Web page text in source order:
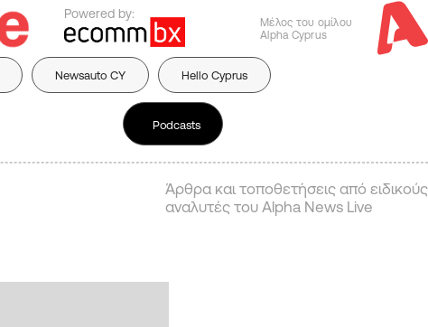
Powered by:
Μέλος του ομίλου
Alpha Cyprus
Newsauto CY Hello Cyprus
Podcasts
Άρθρα και τοποθετήσεις από ειδικούς
αναλυτές του Alpha News Live